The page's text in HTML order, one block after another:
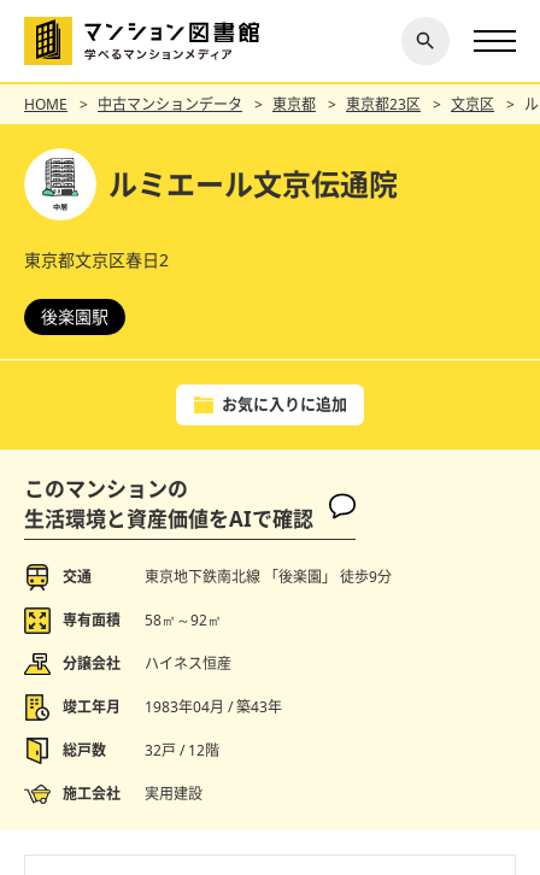
探す
閉じ
る
HOME 中古マンションデータ 東京都 東京都23区 文京区
ルミエール文京伝通院
東京都文京区春日2
後楽園駅
お気に入りに追加
このマンションの
生活環境と資産価値をAIで確認
交通 東京地下鉄南北線 「後楽園」 徒歩9分
専有面積 58㎡～92㎡
分譲会社 ハイネス恒産
竣工年月 1983年04月 / 築43年
総戸数 32戸 / 12階
施工会社 実用建設